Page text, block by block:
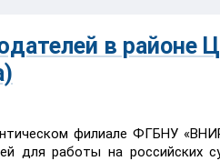
в районе
филиале ФГБНУ
для работы на российских